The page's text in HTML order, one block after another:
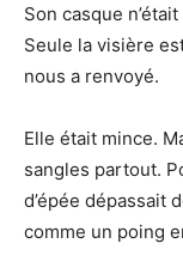
Son casque
Seule la visière
nous a renvoyé.
Elle était mince.
sangles partout.
d’épée dépassait
comme un poing